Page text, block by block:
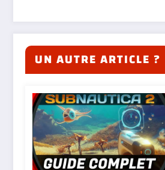
UN AUTRE ARTICLE ?